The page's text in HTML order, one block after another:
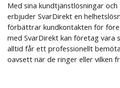
Med sina kundtjänstlösningar
erbjuder SvarDirekt en
förbättrar kundkontakten för
med SvarDirekt kan företag vara
alltid får ett professionellt
oavsett när de ringer eller vilken